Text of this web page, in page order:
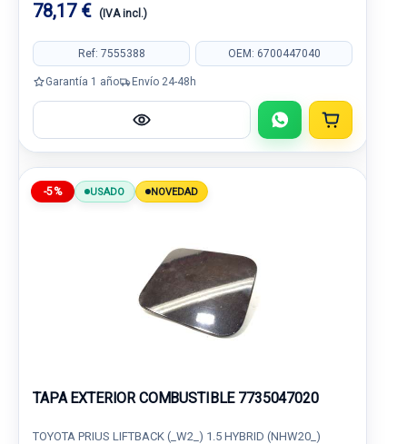
78,17 € (IVA incl.)
Ref: 7555388 OEM: 6700447040
Garantía 1 año Envío 24-48h
-5% USADO NOVEDAD
TAPA EXTERIOR COMBUSTIBLE 7735047020
TOYOTA PRIUS LIFTBACK (_W2_) 1.5 HYBRID (NHW20_)